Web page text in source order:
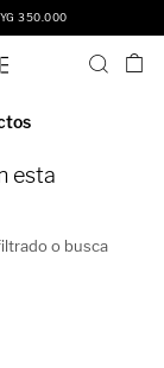
350.000
esta
o busca